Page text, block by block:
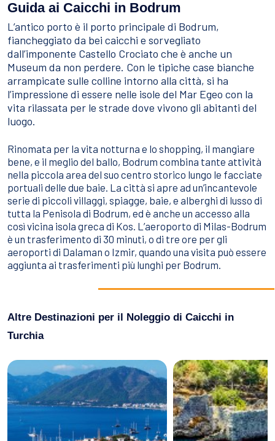
Cibo E Bevande
Come Prenotare
Termini e Condizioni
Stai Cercando un Caicco?
Contattaci
Guida ai Caicchi in Bodrum
L’antico porto è il porto principale di Bodrum,
fiancheggiato da bei caicchi e sorvegliato
dall’imponente Castello Crociato che è anche un
Museum da non perdere. Con le tipiche case bianche
arrampicate sulle colline intorno alla città, si ha
l’impressione di essere nelle isole del Mar Egeo con la
vita rilassata per le strade dove vivono gli abitanti del
luogo.
Rinomata per la vita notturna e lo shopping, il mangiare
bene, e il meglio del ballo, Bodrum combina tante attività
nella piccola area del suo centro storico lungo le facciate
portuali delle due baie. La città si apre ad un’incantevole
serie di piccoli villaggi, spiagge, baie, e alberghi di lusso di
tutta la Penisola di Bodrum, ed è anche un accesso alla
così vicina isola greca di Kos. L’aeroporto di Milas-Bodrum
è un trasferimento di 30 minuti, o di tre ore per gli
aeroporti di Dalaman o Izmir, quando una visita può essere
aggiunta ai trasferimenti più lunghi per Bodrum.
Altre Destinazioni per il Noleggio di Caicchi in
Turchia